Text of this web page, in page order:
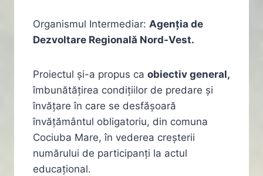
Organismul Intermediar: Agenţia de
Dezvoltare Regională Nord-Vest.
Proiectul și-a propus ca obiectiv general,
îmbunătățirea condițiilor de predare și
învățare în care se desfășoară
învățământul obligatoriu, din comuna
Cociuba Mare, în vederea creșterii
numărului de participanți la actul
educațional.